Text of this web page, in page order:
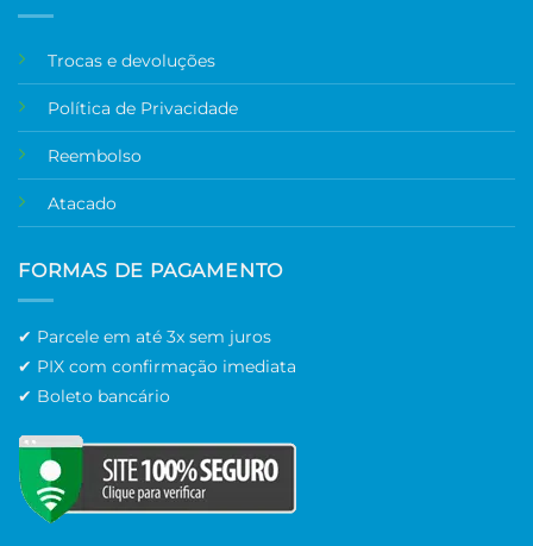
Trocas e devoluções
Política de Privacidade
Reembolso
Atacado
FORMAS DE PAGAMENTO
✔ Parcele em até 3x sem juros
✔ PIX com confirmação imediata
✔ Boleto bancário